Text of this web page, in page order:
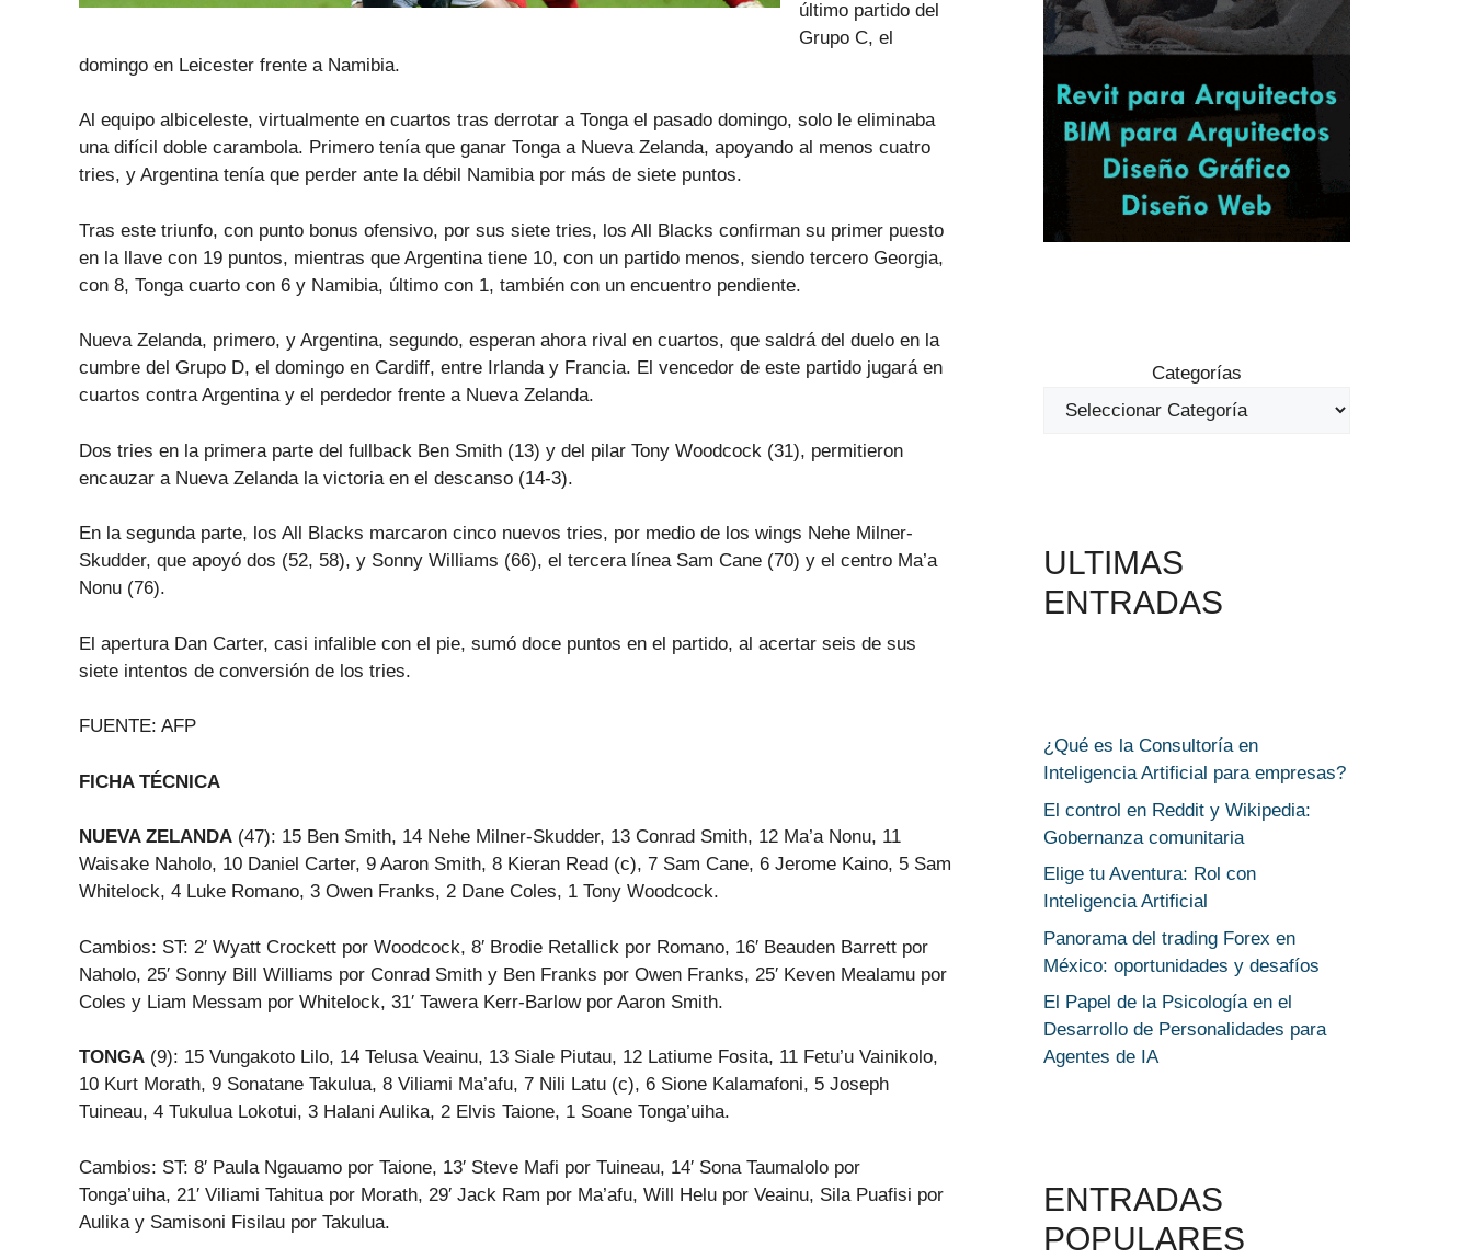
último partido del
Grupo C, el
domingo en Leicester frente a Namibia.
Al equipo albiceleste, virtualmente en cuartos tras derrotar a Tonga el pasado domingo, solo le eliminaba
una difícil doble carambola. Primero tenía que ganar Tonga a Nueva Zelanda, apoyando al menos cuatro
tries, y Argentina tenía que perder ante la débil Namibia por más de siete puntos.
Tras este triunfo, con punto bonus ofensivo, por sus siete tries, los All Blacks confirman su primer puesto
en la llave con 19 puntos, mientras que Argentina tiene 10, con un partido menos, siendo tercero Georgia,
con 8, Tonga cuarto con 6 y Namibia, último con 1, también con un encuentro pendiente.
Nueva Zelanda, primero, y Argentina, segundo, esperan ahora rival en cuartos, que saldrá del duelo en la
cumbre del Grupo D, el domingo en Cardiff, entre Irlanda y Francia. El vencedor de este partido jugará en
cuartos contra Argentina y el perdedor frente a Nueva Zelanda.
Dos tries en la primera parte del fullback Ben Smith (13) y del pilar Tony Woodcock (31), permitieron
encauzar a Nueva Zelanda la victoria en el descanso (14-3).
En la segunda parte, los All Blacks marcaron cinco nuevos tries, por medio de los wings Nehe Milner-
Skudder, que apoyó dos (52, 58), y Sonny Williams (66), el tercera línea Sam Cane (70) y el centro Ma’a
Nonu (76).
El apertura Dan Carter, casi infalible con el pie, sumó doce puntos en el partido, al acertar seis de sus
siete intentos de conversión de los tries.
FUENTE: AFP
FICHA TÉCNICA
NUEVA ZELANDA (47): 15 Ben Smith, 14 Nehe Milner-Skudder, 13 Conrad Smith, 12 Ma’a Nonu, 11
Waisake Naholo, 10 Daniel Carter, 9 Aaron Smith, 8 Kieran Read (c), 7 Sam Cane, 6 Jerome Kaino, 5 Sam
Whitelock, 4 Luke Romano, 3 Owen Franks, 2 Dane Coles, 1 Tony Woodcock.
Cambios: ST: 2′ Wyatt Crockett por Woodcock, 8′ Brodie Retallick por Romano, 16′ Beauden Barrett por
Naholo, 25′ Sonny Bill Williams por Conrad Smith y Ben Franks por Owen Franks, 25′ Keven Mealamu por
Coles y Liam Messam por Whitelock, 31′ Tawera Kerr-Barlow por Aaron Smith.
TONGA (9): 15 Vungakoto Lilo, 14 Telusa Veainu, 13 Siale Piutau, 12 Latiume Fosita, 11 Fetu’u Vainikolo,
10 Kurt Morath, 9 Sonatane Takulua, 8 Viliami Ma’afu, 7 Nili Latu (c), 6 Sione Kalamafoni, 5 Joseph
Tuineau, 4 Tukulua Lokotui, 3 Halani Aulika, 2 Elvis Taione, 1 Soane Tonga’uiha.
Cambios: ST: 8′ Paula Ngauamo por Taione, 13′ Steve Mafi por Tuineau, 14′ Sona Taumalolo por
Tonga’uiha, 21′ Viliami Tahitua por Morath, 29′ Jack Ram por Ma’afu, Will Helu por Veainu, Sila Puafisi por
Aulika y Samisoni Fisilau por Takulua.
Categorías
ULTIMAS
ENTRADAS
¿Qué es la Consultoría en
Inteligencia Artificial para empresas?
El control en Reddit y Wikipedia:
Gobernanza comunitaria
Elige tu Aventura: Rol con
Inteligencia Artificial
Panorama del trading Forex en
México: oportunidades y desafíos
El Papel de la Psicología en el
Desarrollo de Personalidades para
Agentes de IA
ENTRADAS
POPULARES